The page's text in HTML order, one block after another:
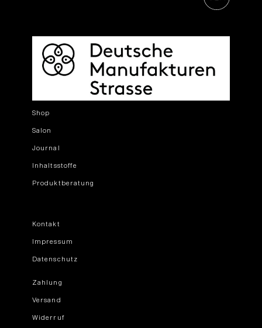
Shop
Salon
Journal
Inhaltsstoffe
Produktberatung
Kontakt
Impressum
Datenschutz
Zahlung
Versand
Widerruf